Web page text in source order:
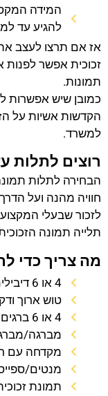
המידה
להגיע עד למידה
אז אם תרצו לעצב
זכוכית אפשר לפנות
תמונות.
כמובן שיש אפשרות
הקדשות אשיות על
למשרד.
רוצים לתלות
הבחירה לתלות
חוויה מהנה ועל
לזכור שבעלי
תלייה תמונה
מה צריך כדי
4 או 6 דיבילים גודל 7
טוש ארוך
4 או 6 ברגים גודל 7
מברגה/
מקדחה עם
מנטים/
תמונת